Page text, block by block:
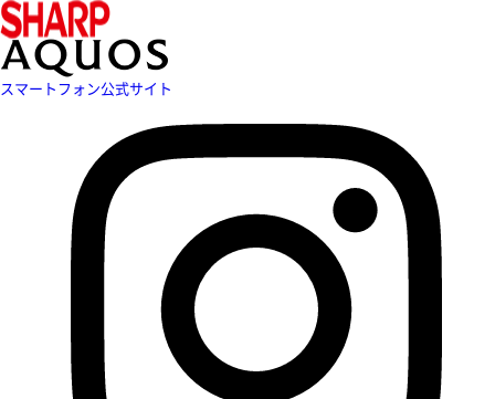
スマートフォン公式サイト